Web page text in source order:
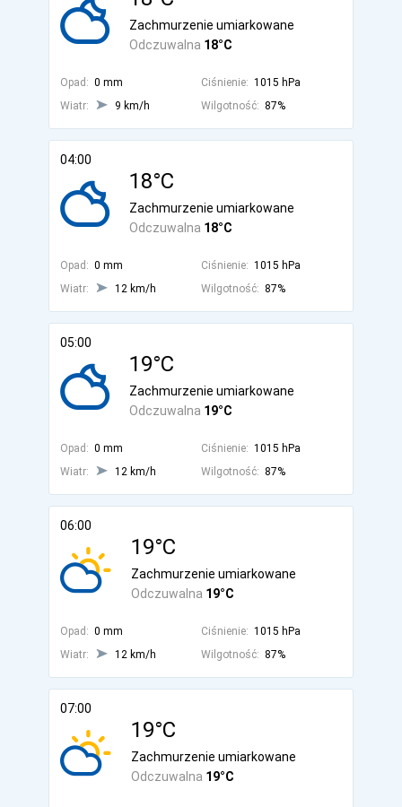
Odczuwalna 18°C
Zachmurzenie umiarkowane
Opad: 0 mm Ciśnienie: 1015 hPa
Wiatr:
9 km/h Wilgotność: 87%
04:00
18°C
Odczuwalna 18°C
Zachmurzenie umiarkowane
Opad: 0 mm Ciśnienie: 1015 hPa
Wiatr:
12 km/h Wilgotność: 87%
05:00
19°C
Odczuwalna 19°C
Zachmurzenie umiarkowane
Opad: 0 mm Ciśnienie: 1015 hPa
Wiatr:
12 km/h Wilgotność: 87%
06:00
19°C
Odczuwalna 19°C
Zachmurzenie umiarkowane
Opad: 0 mm Ciśnienie: 1015 hPa
Wiatr:
12 km/h Wilgotność: 87%
07:00
19°C
Odczuwalna 19°C
Zachmurzenie umiarkowane